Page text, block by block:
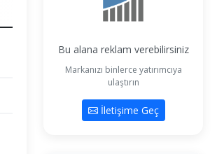
Bu alana reklam verebilirsiniz
Markanızı binlerce yatırımcıya
ulaştırın
İletişime Geç